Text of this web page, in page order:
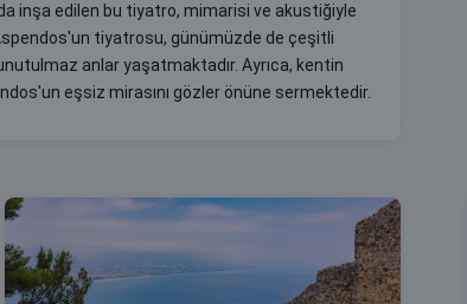
inşa edilen bu tiyatro, mimarisi ve akustiğiyle
tiyatrosu, günümüzde de çeşitli
anlar yaşatmaktadır. Ayrıca, kentin
eşsiz mirasını gözler önüne sermektedir.